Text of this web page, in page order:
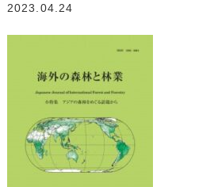
2023.04.24